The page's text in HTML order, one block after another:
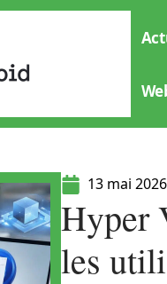
13 mai 2026
Hyper
les